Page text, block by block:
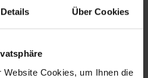
Details Über Cookies
Cookies, um Ihnen die